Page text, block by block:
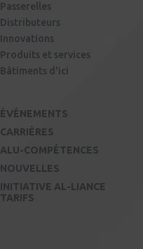
Passerelles
Distributeurs
Innovations
Produits et services
Bâtiments d'ici
ÉVÉNEMENTS
CARRIÈRES
ALU-COMPÉTENCES
NOUVELLES
INITIATIVE AL-LIANCE
TARIFS